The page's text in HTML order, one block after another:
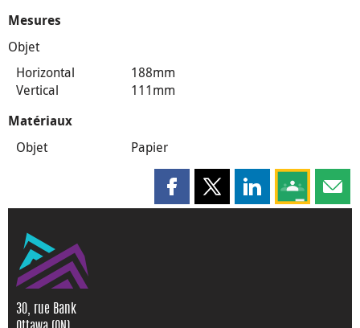
Mesures
Objet
Horizontal
188mm
Vertical
111mm
Matériaux
Objet Papier
Partager cette page sur
Partager cette page sur X
Partager cette
Partagez
30, rue Bank